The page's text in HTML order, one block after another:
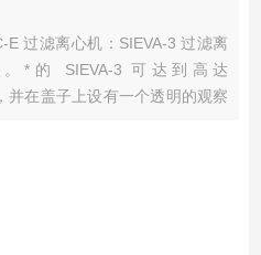
过滤离心机：SIEVA-3 过滤离
*的 SIEVA-3 可达到高达
并在盖子上设有一个透明的观察
水管排出装置。